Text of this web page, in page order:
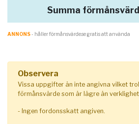
Summa
ANNONS- håller förmånsvärde.se gratis att använda
Observera
Vissa uppgifter än inte angivna vilket
förmånsvärde som är lägre än
- Ingen fordonsskatt angiven.